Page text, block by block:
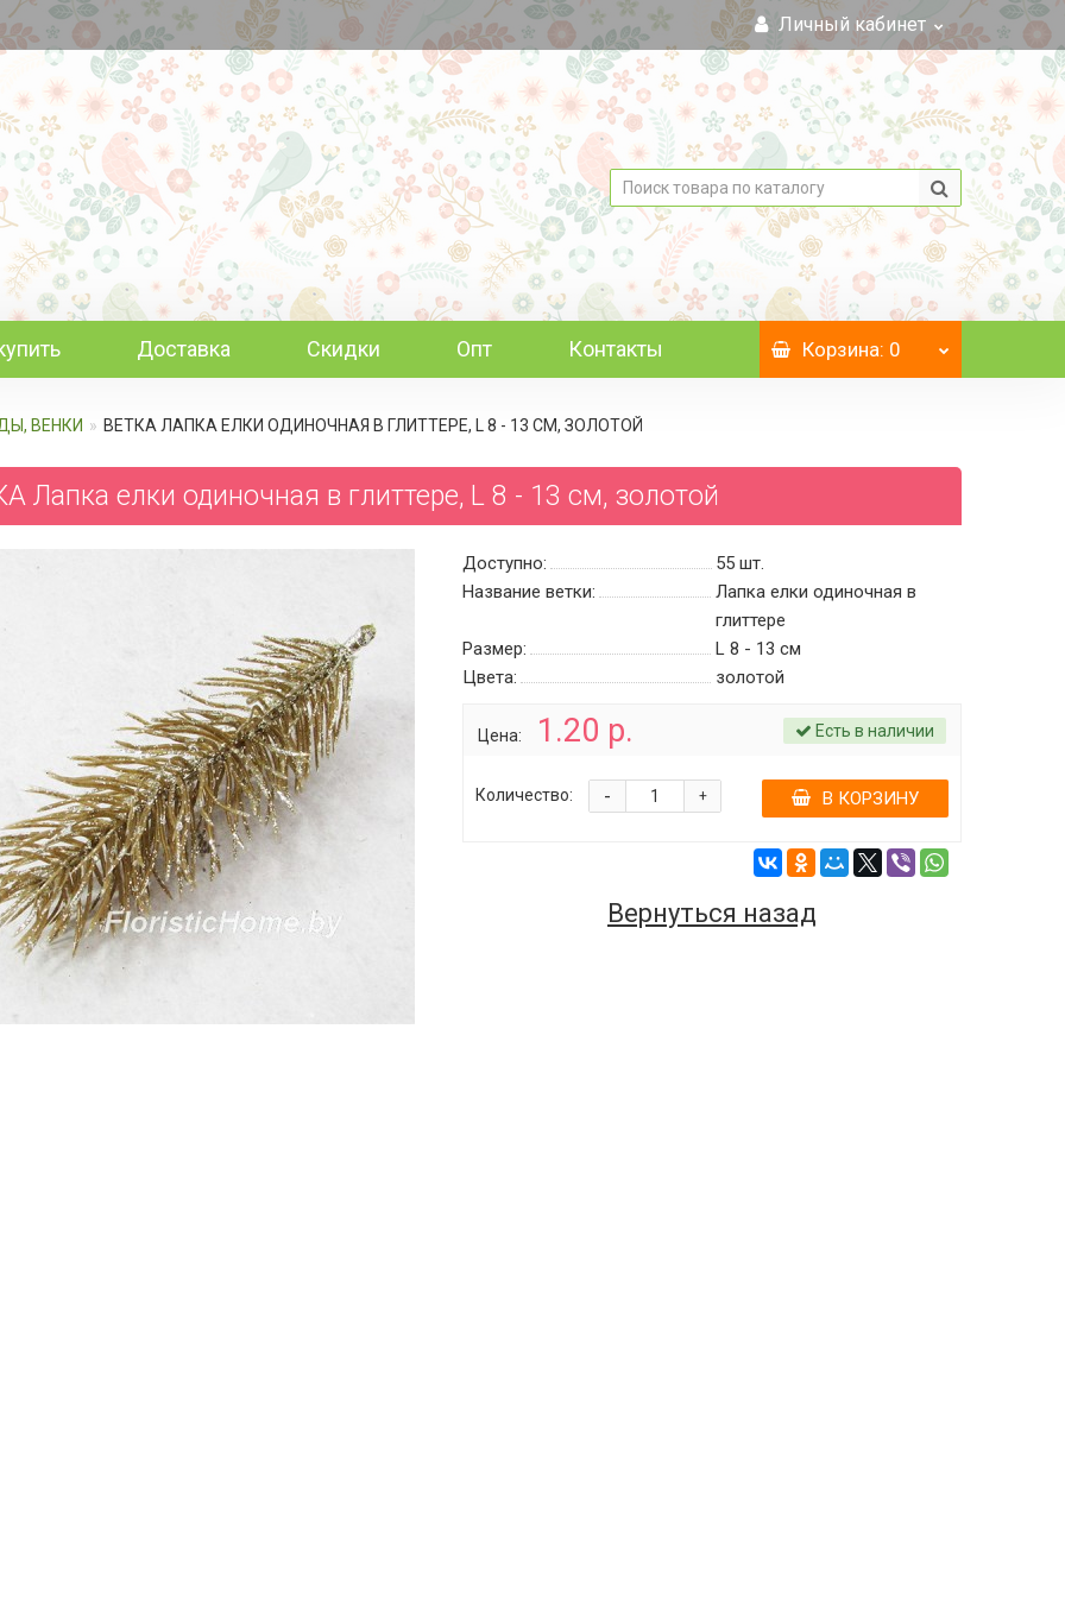
Личный кабинет
Доставка Скидки Опт Контакты Корзина: 0
ВЕНКИ ВЕТКА ЛАПКА ЕЛКИ ОДИНОЧНАЯ В ГЛИТТЕРЕ, L 8 - 13 СМ, ЗОЛОТОЙ
Лапка елки одиночная в глиттере, L 8 - 13 см, золотой
Доступно: 55 шт.
Название ветки:
Лапка елки одиночная в
глиттере
Размер:
L 8 - 13 см
Цвета:
золотой
Цена: 1.20 р. Есть в наличии
Количество: +
- В КОРЗИНУ
Вернуться назад